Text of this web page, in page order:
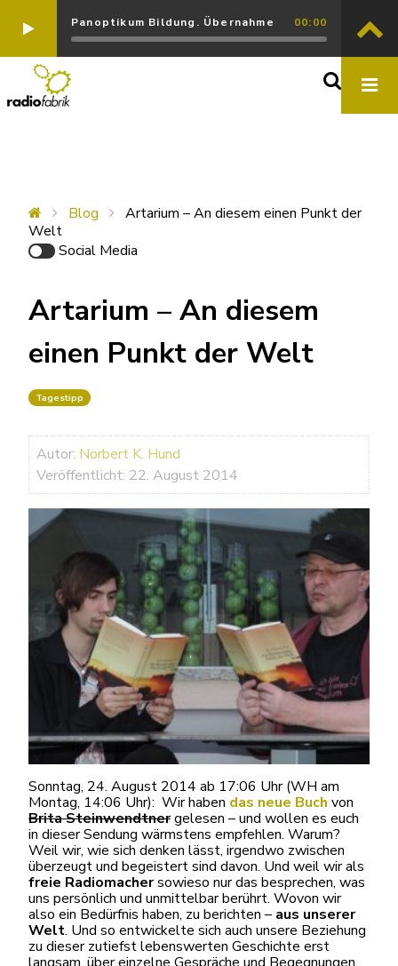
Panoptikum Bildung. Übernahme 00:00
Blog
Artarium – An diesem einen Punkt der
Welt
Social Media
Artarium – An diesem
einen Punkt der Welt
Tagestipp
Autor: Norbert K. Hund
Veröffentlicht: 22. August 2014
Sonntag, 24. August 2014 ab 17:06 Uhr (WH am
Montag, 14:06 Uhr): Wir haben das neue Buch von
Brita Steinwendtnergelesen – und wollen es euch
in dieser Sendung wärmstens empfehlen. Warum?
Weil wir, wie sich denken lässt, irgendwo zwischen
überzeugt und begeistert sind davon. Und weil wir als
freie Radiomachersowieso nur das besprechen, was
uns persönlich und unmittelbar berührt. Wovon wir
also ein Bedürfnis haben, zu berichten – aus unserer
Welt. Und so entwickelte sich auch unsere Beziehung
zu dieser zutiefst lebenswerten Geschichte erst